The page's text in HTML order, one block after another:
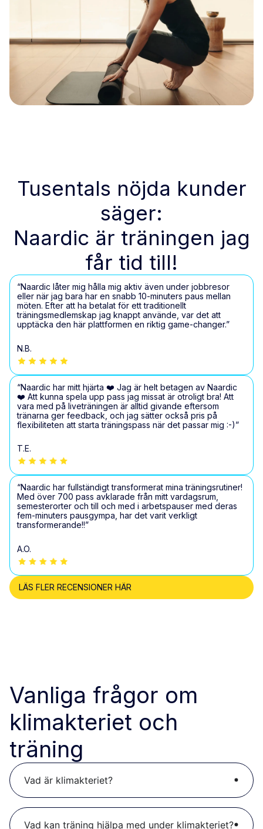
Tusentals nöjda kunder
säger:
Naardic är träningen jag
får tid till!
“Naardic låter mig hålla mig aktiv även under jobbresor
eller när jag bara har en snabb 10-minuters paus mellan
möten. Efter att ha betalat för ett traditionellt
träningsmedlemskap jag knappt använde, var det att
upptäcka den här plattformen en riktig game-changer.”
N.B.
“Naardic har mitt hjärta ❤️ Jag är helt betagen av Naardic
❤️ Att kunna spela upp pass jag missat är otroligt bra! Att
vara med på liveträningen är alltid givande eftersom
tränarna ger feedback, och jag sätter också pris på
flexibiliteten att starta träningspass när det passar mig :-)”
T.E.
“Naardic har fullständigt transformerat mina träningsrutiner!
Med över 700 pass avklarade från mitt vardagsrum,
semesterorter och till och med i arbetspauser med deras
fem-minuters pausgympa, har det varit verkligt
transformerande!!”
A.O.
LÄS FLER RECENSIONER HÄR
Vanliga frågor om
klimakteriet och
träning
Vad är klimakteriet?
Vad kan träning hjälpa med under klimakteriet?